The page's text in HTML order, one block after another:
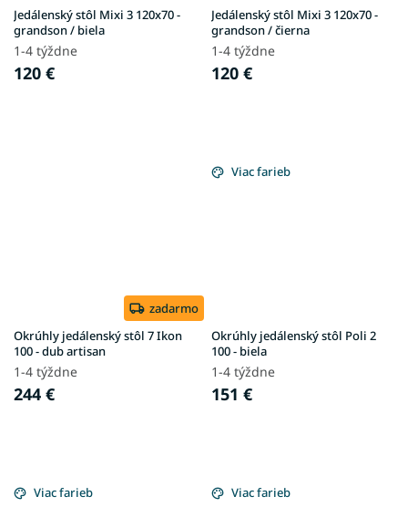
Jedálenský stôl Mixi 3 120x70 -
grandson / biela
1-4 týždne
120 €
Jedálenský stôl Mixi 3 120x70 -
grandson / čierna
1-4 týždne
120 €
zadarmo
Okrúhly jedálenský stôl 7 Ikon
100 - dub artisan
1-4 týždne
244 €
Viac farieb
Okrúhly jedálenský stôl Poli 2
100 - biela
1-4 týždne
151 €
Viac farieb Viac farieb